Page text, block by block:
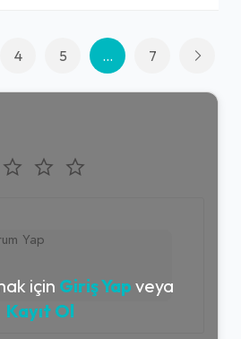
4 5 ... 7
için Giriş Yap veya
Kayıt Ol